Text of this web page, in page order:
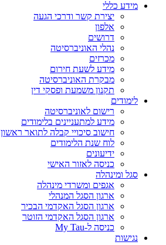
מידע כללי
יצירת קשר ודרכי הגעה
אלפון
דרושים
נהלי האוניברסיטה
מכרזים
מידע לשעת חירום
מבקרת האוניברסיטה
תקנון משמעת ופסקי דין
לימודים
רישום לאוניברסיטה
מידע למתעניינים בלימודים
חישוב סיכויי קבלה לתואר ראשון
לוח שנת הלימודים
ידיעונים
כניסה לאזור האישי
סגל ומינהלה
אגפים ומשרדי מינהלה
ארגון הסגל המנהלי
ארגון הסגל האקדמי הבכיר
ארגון הסגל האקדמי הזוטר
כניסה ל-My Tau
נגישות